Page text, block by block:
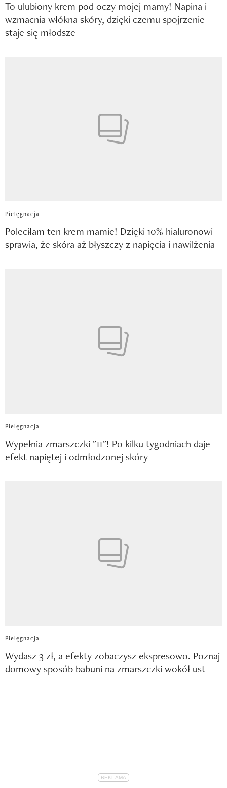
To ulubiony krem pod oczy mojej mamy! Napina i
wzmacnia włókna skóry, dzięki czemu spojrzenie
staje się młodsze
Pielęgnacja
Poleciłam ten krem mamie! Dzięki 10% hialuronowi
sprawia, że skóra aż błyszczy z napięcia i nawilżenia
Pielęgnacja
Wypełnia zmarszczki "11"! Po kilku tygodniach daje
efekt napiętej i odmłodzonej skóry
Pielęgnacja
Wydasz 3 zł, a efekty zobaczysz ekspresowo. Poznaj
domowy sposób babuni na zmarszczki wokół ust